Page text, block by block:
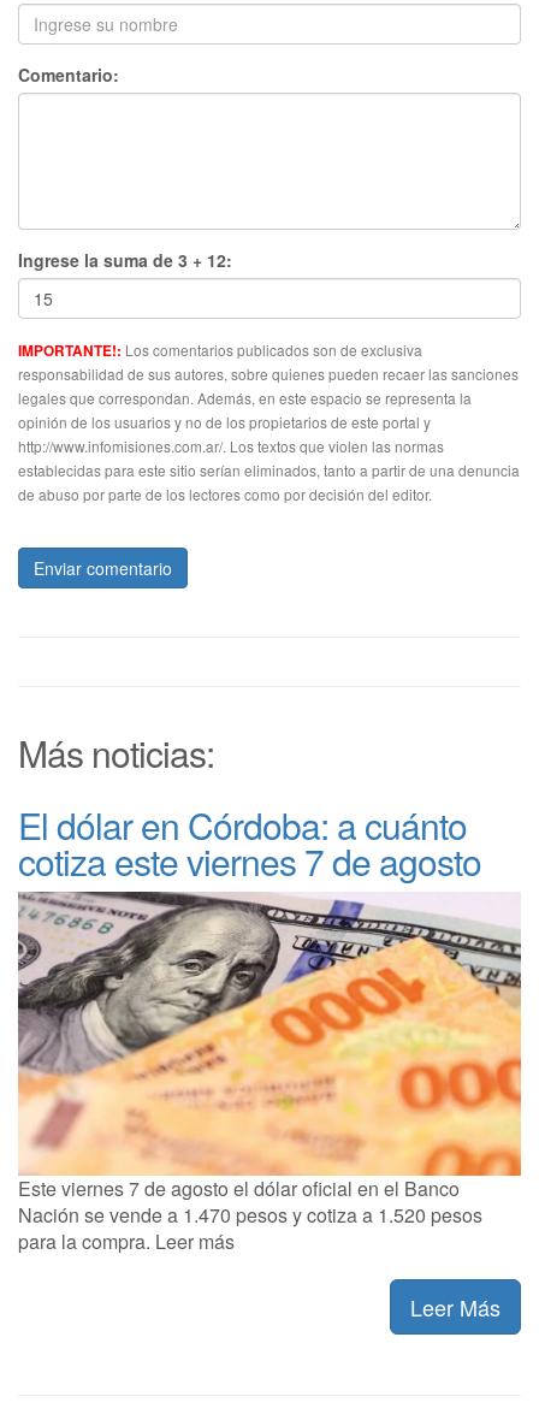
Comentario:
Ingrese la suma de 3 + 12:
IMPORTANTE!: Los comentarios publicados son de exclusiva
responsabilidad de sus autores, sobre quienes pueden recaer las sanciones
legales que correspondan. Además, en este espacio se representa la
opinión de los usuarios y no de los propietarios de este portal y
http://www.infomisiones.com.ar/. Los textos que violen las normas
establecidas para este sitio serían eliminados, tanto a partir de una denuncia
de abuso por parte de los lectores como por decisión del editor.
Enviar comentario
Más noticias:
El dólar en Córdoba: a cuánto
cotiza este viernes 7 de agosto
Este viernes 7 de agosto el dólar oficial en el Banco
Nación se vende a 1.470 pesos y cotiza a 1.520 pesos
para la compra. Leer más
Leer Más